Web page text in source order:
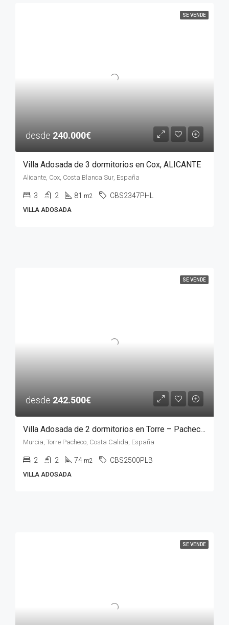
SE VENDE
desde 240.000€
Villa Adosada de 3 dormitorios en Cox, ALICANTE
Alicante, Cox, Costa Blanca Sur, España
3 2 81 m2 CBS2347PHL
VILLA ADOSADA
SE VENDE
desde 242.500€
Villa Adosada de 2 dormitorios en Torre – Pacheco, MURCIA
Murcia, Torre Pacheco, Costa Calida, España
2 2 74 m2 CBS2500PLB
VILLA ADOSADA
SE VENDE